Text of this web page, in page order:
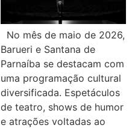
No mês de maio de 2026,
Barueri e Santana de
Parnaíba se destacam com
uma programação cultural
diversificada. Espetáculos
de teatro, shows de humor
e atrações voltadas ao